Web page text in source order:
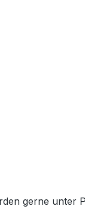
gerne unter